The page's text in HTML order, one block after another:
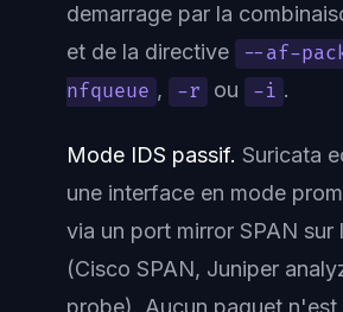
demarrage par la
et de la directive
--af-
nfqueue , -r ou -i .
Mode IDS passif. Suricata
une interface en mode
via un port mirror SPAN sur
(Cisco SPAN, Juniper
probe). Aucun paquet n'est